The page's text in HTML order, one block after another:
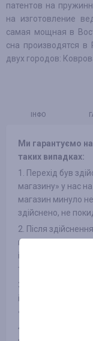
патентов на
на изготовление
самая мощная в
сна производятся в
двух городов:
ІНФО
Ми гарантуємо
таких випадках:
1. Перехід був
магазину» у нас
магазин минуло
здійснено, не
2. Після
переходили по
і не переходили з
також не
3. Обраний Вами
інтернет-
«ІНФОРМАЦІЯ/
4. Після оплати